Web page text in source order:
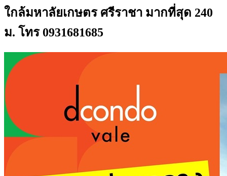
ใกล้มหาลัยเกษตร ศรีราชา มากที่สุด 240
ม. โทร 0931681685